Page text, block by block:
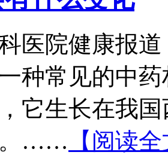
医院健康报
种常见的中
它生长在我
。…… 【阅读